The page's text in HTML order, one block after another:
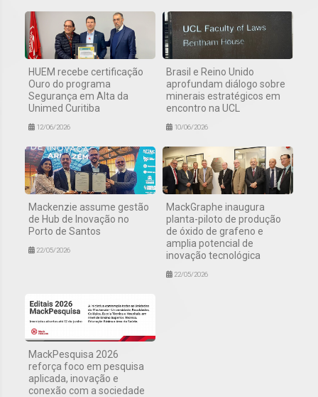
HUEM recebe certificação
Ouro do programa
Segurança em Alta da
Unimed Curitiba
12/06/2026
Brasil e Reino Unido
aprofundam diálogo sobre
minerais estratégicos em
encontro na UCL
10/06/2026
Mackenzie assume gestão
de Hub de Inovação no
Porto de Santos
22/05/2026
MackGraphe inaugura
planta-piloto de produção
de óxido de grafeno e
amplia potencial de
inovação tecnológica
22/05/2026
MackPesquisa 2026
reforça foco em pesquisa
aplicada, inovação e
conexão com a sociedade